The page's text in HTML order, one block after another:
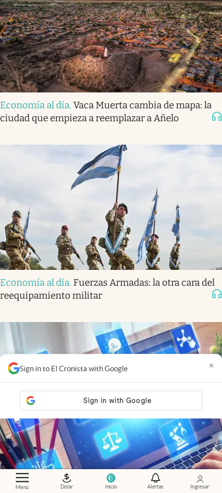
Menú Dolar Inicio Alertas Ingresar
Sign in to El Cronista with Google ×
Economía al día. Vaca Muerta cambia de mapa: la
ciudad que empieza a reemplazar a Añelo
Economía al día. Fuerzas Armadas: la otra cara del
reequipamiento militar